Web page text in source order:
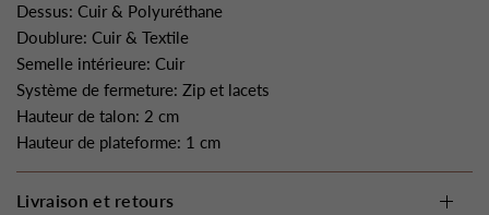
Dessus: Cuir & Polyuréthane
Doublure: Cuir & Textile
Semelle intérieure: Cuir
Système de fermeture: Zip et lacets
Hauteur de talon: 2 cm
Hauteur de plateforme: 1 cm
Livraison et retours